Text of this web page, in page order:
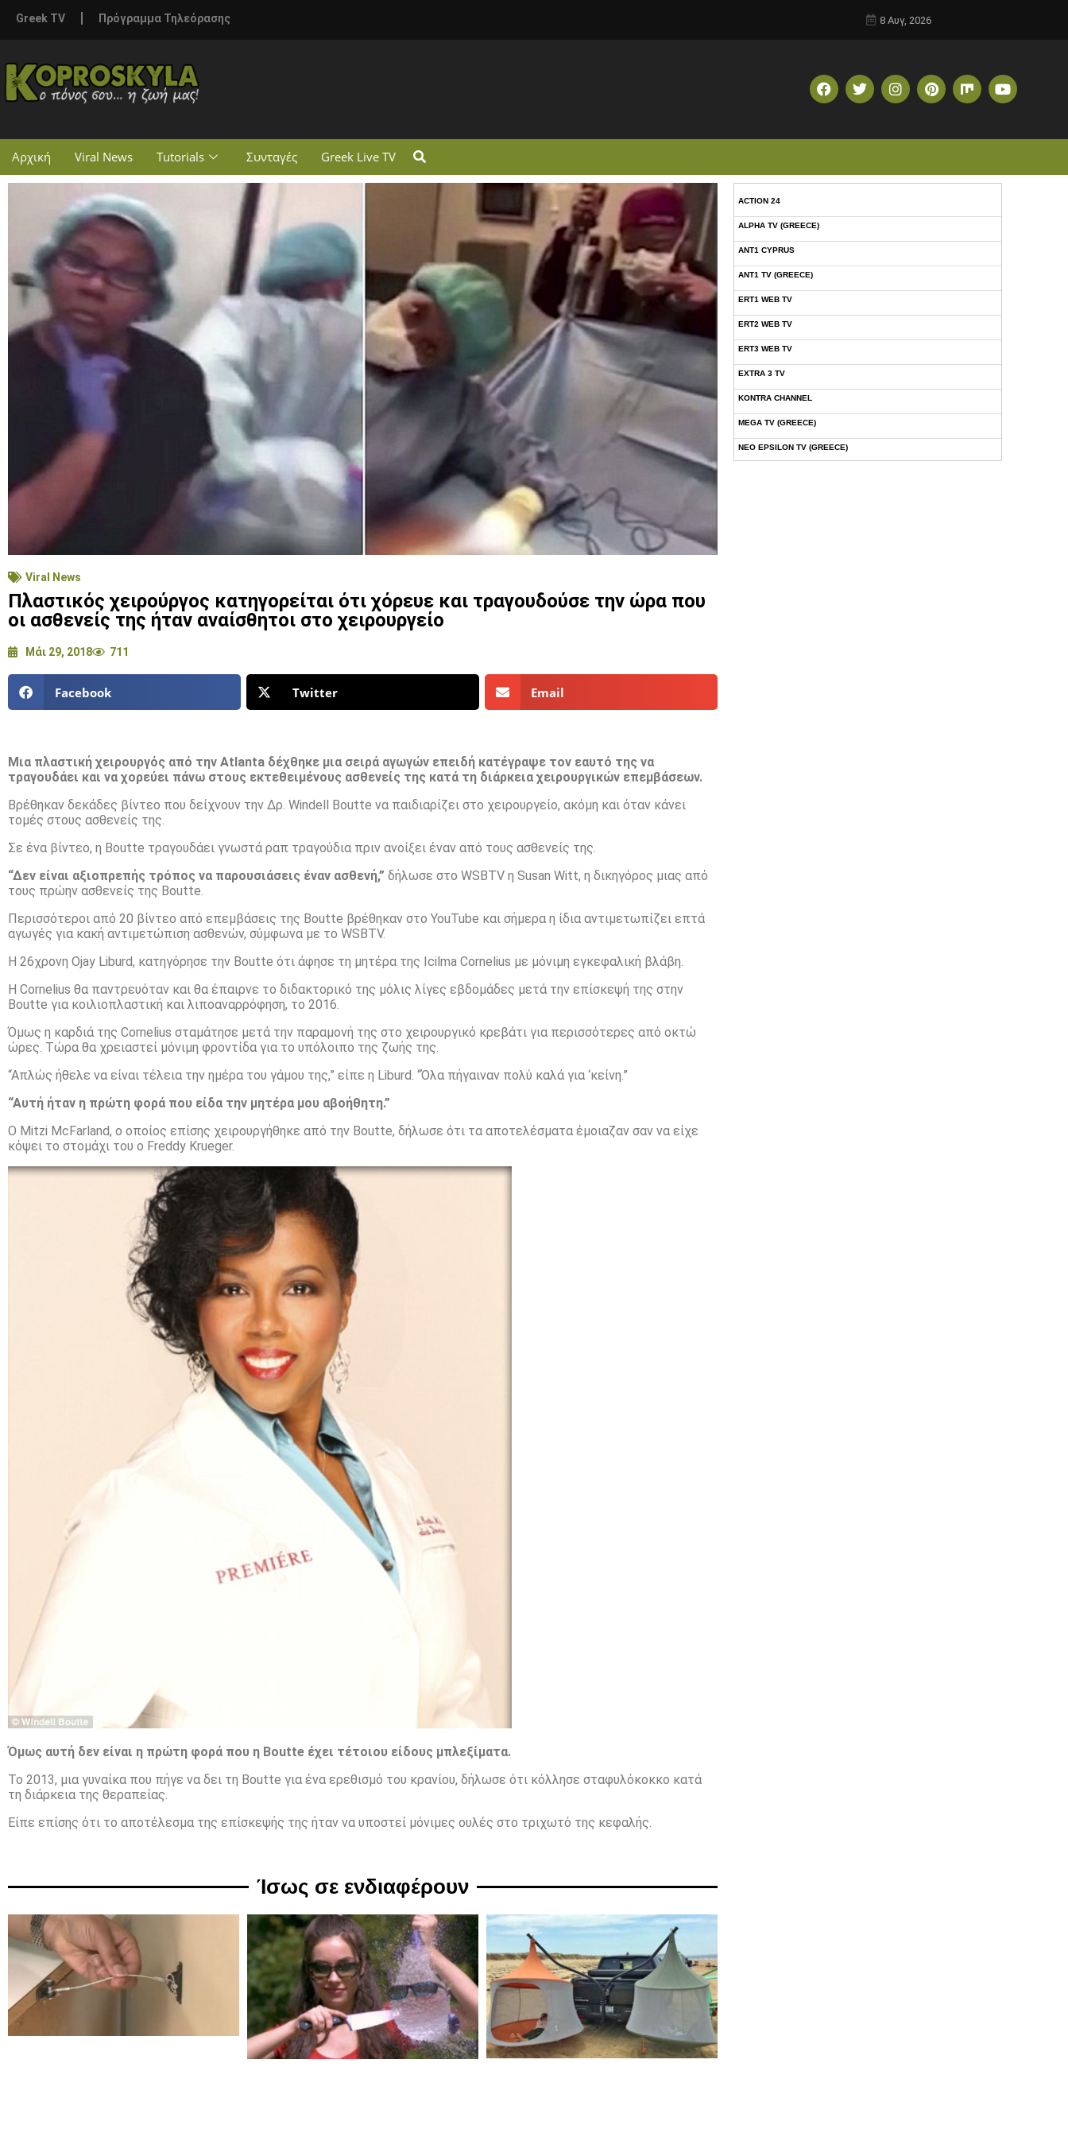
Greek TV Πρόγραμμα Τηλεόρασης 8 Αυγ, 2026
Αρχική Viral News Tutorials Συνταγές Greek Live TV
Viral News
Πλαστικός χειρούργος κατηγορείται ότι χόρευε και τραγουδούσε την ώρα που
οι ασθενείς της ήταν αναίσθητοι στο χειρουργείο
Μάι 29, 2018 711
Facebook Twitter Email
Μια πλαστική χειρουργός από την Atlanta δέχθηκε μια σειρά αγωγών επειδή κατέγραψε τον εαυτό της να
τραγουδάει και να χορεύει πάνω στους εκτεθειμένους ασθενείς της κατά τη διάρκεια χειρουργικών επεμβάσεων.
Βρέθηκαν δεκάδες βίντεο που δείχνουν την Δρ. Windell Boutte να παιδιαρίζει στο χειρουργείο, ακόμη και όταν κάνει
τομές στους ασθενείς της.
Σε ένα βίντεο, η Boutte τραγουδάει γνωστά ραπ τραγούδια πριν ανοίξει έναν από τους ασθενείς της.
“Δεν είναι αξιοπρεπής τρόπος να παρουσιάσεις έναν ασθενή,” δήλωσε στο WSBTV η Susan Witt, η δικηγόρος μιας από
τους πρώην ασθενείς της Boutte.
Περισσότεροι από 20 βίντεο από επεμβάσεις της Boutte βρέθηκαν στο YouTube και σήμερα η ίδια αντιμετωπίζει επτά
αγωγές για κακή αντιμετώπιση ασθενών, σύμφωνα με το WSBTV.
Η 26χρονη Ojay Liburd, κατηγόρησε την Boutte ότι άφησε τη μητέρα της Icilma Cornelius με μόνιμη εγκεφαλική βλάβη.
Η Cornelius θα παντρευόταν και θα έπαιρνε το διδακτορικό της μόλις λίγες εβδομάδες μετά την επίσκεψή της στην
Boutte για κοιλιοπλαστική και λιποαναρρόφηση, το 2016.
Όμως η καρδιά της Cornelius σταμάτησε μετά την παραμονή της στο χειρουργικό κρεβάτι για περισσότερες από οκτώ
ώρες. Τώρα θα χρειαστεί μόνιμη φροντίδα για το υπόλοιπο της ζωής της.
“Απλώς ήθελε να είναι τέλεια την ημέρα του γάμου της,” είπε η Liburd. “Όλα πήγαιναν πολύ καλά για ‘κείνη.”
“Αυτή ήταν η πρώτη φορά που είδα την μητέρα μου αβοήθητη.”
Ο Mitzi McFarland, ο οποίος επίσης χειρουργήθηκε από την Boutte, δήλωσε ότι τα αποτελέσματα έμοιαζαν σαν να είχε
κόψει το στομάχι του ο Freddy Krueger.
Όμως αυτή δεν είναι η πρώτη φορά που η Boutte έχει τέτοιου είδους μπλεξίματα.
Το 2013, μια γυναίκα που πήγε να δει τη Boutte για ένα ερεθισμό του κρανίου, δήλωσε ότι κόλλησε σταφυλόκοκκο κατά
τη διάρκεια της θεραπείας.
Είπε επίσης ότι το αποτέλεσμα της επίσκεψής της ήταν να υποστεί μόνιμες ουλές στο τριχωτό της κεφαλής.
Ίσως σε ενδιαφέρουν
ACTION 24
ALPHA TV (GREECE)
ANT1 CYPRUS
ANT1 TV (GREECE)
ERT1 WEB TV
ERT2 WEB TV
ERT3 WEB TV
EXTRA 3 TV
KONTRA CHANNEL
MEGA TV (GREECE)
NEO EPSILON TV (GREECE)